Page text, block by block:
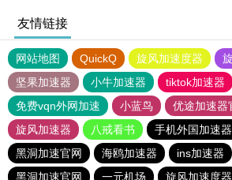
友情链接
网站地图 QuickQ 旋风加速度器
坚果加速器
小牛加速器 tiktok加速器
免费vqn外网加速
小蓝鸟 优途加速器
旋风加速器
八戒看书 手机外国加速
黑洞加速官网
海鸥加速器 ins加速器
黑洞加速官网
一元机场 旋风加速度器